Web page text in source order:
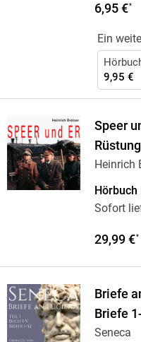
6,95 €*
Ein
9,95 €
Speer
Heinrich
Hörbuch
Sofort
29,99 €*
Briefe
Briefe
Seneca